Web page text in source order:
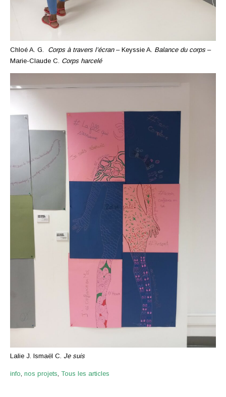
Chloé A. G. Corps à travers l’écran– Keyssie A. Balance du corps–
Marie-Claude C. Corps harcelé
Lalie J. Ismaël C. Je suis
info, nos projets, Tous les articles